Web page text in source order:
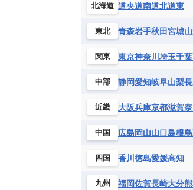
ブラジル
ボリビア
マルテ
シエラレオネ共和国
チュニジア
ト
ブルキナファソ
モーリタニア
中央アフリカ共和国
北海道 道央道南道北道東
東北 青森岩手秋田宮城
関東 東京神奈川 埼玉千葉
中部 静岡愛知岐阜山梨
近畿 大阪兵庫京都滋賀
中国 広島岡山山口島根
四国 香川 徳島愛媛高知
九州 福岡佐賀長崎大分